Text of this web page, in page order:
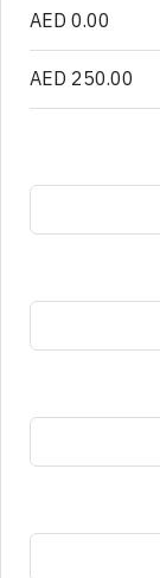
AED 0.00
AED 250.00